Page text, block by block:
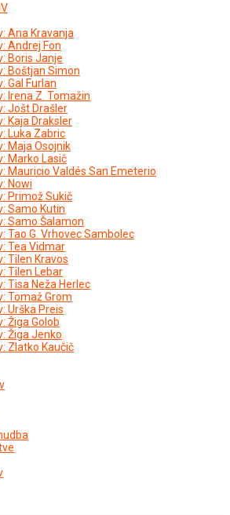
Ana Kravanja
Andrej Fon
Boris Janje
Boštjan Simon
Gal Furlan
Irena Z. Tomažin
Jošt Drašler
Kaja Draksler
Luka Zabric
Maja Osojnik
Marko Lasič
Mauricio Valdés San Emeterio
Nowi
Primož Sukič
Samo Kutin
Samo Šalamon
Tao G. Vrhovec Sambolec
Tea Vidmar
Tilen Kravos
Tilen Lebar
Tisa Neža Herlec
Tomaž Grom
Urška Preis
Žiga Golob
Žiga Jenko
Zlatko Kaučič